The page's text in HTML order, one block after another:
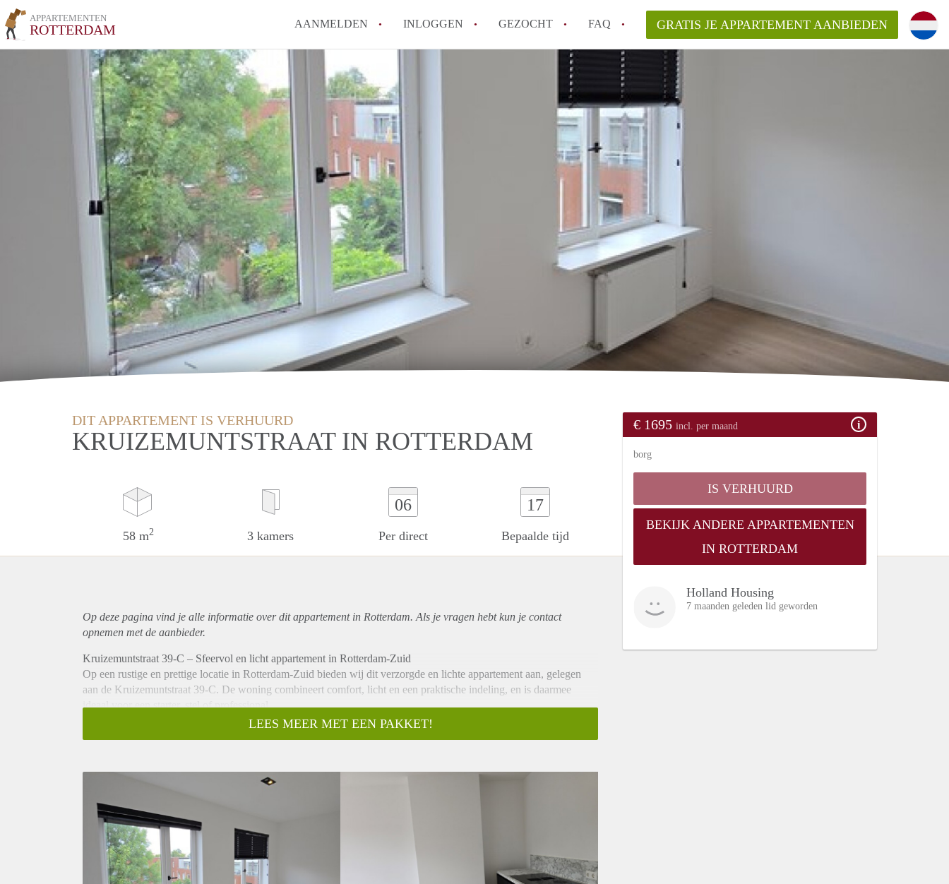
APPARTEMENTEN
ROTTERDAM AANMELDEN INLOGGEN GEZOCHT FAQ
How to translate AppartementRotterdam!
Wat is AppartementenRotterdam?
Hoeveel kost het om te reageren op een Appartement in Rotterdam?
Wat is de privacyverklaring van AppartementenRotterdam?
makelaarsvergoeding/bemiddelingsvergoeding?
GRATIS JE APPARTEMENT AANBIEDEN
DIT APPARTEMENT IS VERHUURD
KRUIZEMUNTSTRAAT IN ROTTERDAM
58 m2 3 kamers
06
Per direct
17
Bepaalde tijd
€ 1695 incl. per maand
borg
IS VERHUURD
BEKIJK ANDERE APPARTEMENTEN
IN ROTTERDAM
Holland Housing
7 maanden geleden lid geworden
Op deze pagina vind je alle informatie over ditappartementin Rotterdam. Als je vragen hebt kun je contact
opnemen met de aanbieder.
Kruizemuntstraat 39-C – Sfeervol en licht appartement in Rotterdam-Zuid
Op een rustige en prettige locatie in Rotterdam-Zuid bieden wij dit verzorgde en lichte appartement aan, gelegen
aan de Kruizemuntstraat 39-C. De woning combineert comfort, licht en een praktische indeling, en is daarmee
ideaal voor een starter, stel of professional.
Ca. 58 m² woonoppervlakte
Gelegen in een rustige straat, maar met alle voorzieningen dichtbij
Bouwjaar 1947 – karakteristiek en sfeervol
Goede verbindingen met openbaar vervoer en uitvalswegen
Ligging
De woning ligt in een levendige maar rustige buurt van Rotterdam-Zuid. Winkels, supermarkten, openbaar vervoer
LEES MEER MET EEN PAKKET!